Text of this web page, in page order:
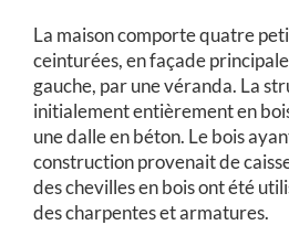
La maison comporte quatre
ceinturées, en façade
gauche, par une véranda. La
initialement entièrement en
une dalle en béton. Le bois
construction provenait de
des chevilles en bois ont été
des charpentes et armatures.